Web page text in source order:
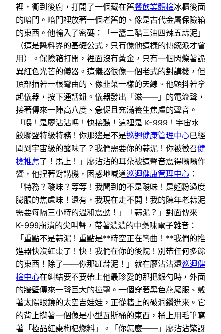
裡，衝到後廚，打開了一個藏在舊餐飲業體檢冰櫃後面
的暗門。暗門裡放著一個老舊的、像是古代金屬保險箱
的東西。他輸入了密碼：「一醬二醋三油四辣五蒜泥」
（這是醬料界的基礎公式，只有像他這樣的傳統派才會
用）。保險箱打開，裡面沒有黃金，只有一個閃爍著詭
異紅色光芒的儀器。這儀器很像一個老式的對講機，但
頂部插著一根彎曲的、像韭菜一樣的天線。他顫抖著拿
起儀器，按下通話鈕。儀器發出「滋——」的電流聲，
接著傳來一陣高八度、急促且充滿養生焦慮的聲音。
「喂！是廖沾沾嗎！快接聽！這裡是 K-999！宇宙水
餃聯盟特級特務！你那邊是不是巡迴健康管理中心已經
聞到宇宙級的酸味了？我們需要你的蒜泥！你被徵召健
檢推薦了！馬上！」廖沾沾的耳朵被這聲音震得嗡嗡作
響，他捏著對講機，困惑地喊道巡迴健康管理中心 ：
「特務？酸味？等等！我聞到的不是酸味！是麵粉過度
膨脹的焦慮味！還有，我現在走不開！我的陳年老蒜泥
需要每隔三小時的溫和震動！」「蒜泥？」對面傳來
K-999崩潰的尖叫聲，帶著濃濃的中藥味電子雜音：
「重點不是蒜泥！重點是**時空正在彎曲！**我們的推
進器快沒紅棗了！快！我們在你的後院！別帶任何多餘
的東西！除了——你那缸蒜泥！」就在廖沾沾還巡迴健
檢中心在糾結要不要帶上他最珍愛的那把銀勺時，外面
的牆壁傳來一聲巨大的撞擊。一個穿著黑色燕尾服、戴
著太陽眼鏡的太空吉娃娃，正從牆上的破洞鑽進來。它
的背上揹著一個像是小型瓦斯桶的東西，桶上用毛筆寫
著「極品紅棗枸杞燃料」。「你怎麼——」廖沾沾驚訝